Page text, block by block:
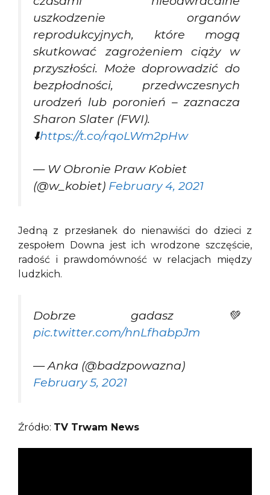
uszkodzenie organów
reprodukcyjnych, które mogą
skutkować zagrożeniem ciąży w
przyszłości. Może doprowadzić do
bezpłodności, przedwczesnych
urodzeń lub poronień – zaznacza
Sharon Slater (FWI).
⬇️https://t.co/rqoLWm2pHw
— W Obronie Praw Kobiet
(@w_kobiet) February 4, 2021
Jedną z przesłanek do nienawiści do dzieci z
zespołem Downa jest ich wrodzone szczęście,
radość i prawdomówność w relacjach między
ludzkich.
Dobrze gadasz 💚
pic.twitter.com/hnLfhabpJm
— Anka (@badzpowazna)
February 5, 2021
Źródło: TV Trwam News